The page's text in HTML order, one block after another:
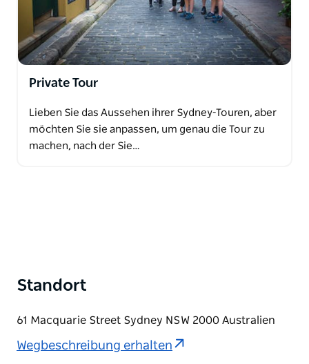
Private Tour
Lieben Sie das Aussehen ihrer Sydney-Touren, aber
möchten Sie sie anpassen, um genau die Tour zu
machen, nach der Sie…
Standort
61 Macquarie Street Sydney NSW 2000 Australien
Wegbeschreibung erhalten